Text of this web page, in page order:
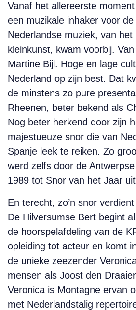
Vanaf het allereerste
een muzikale inhaker voor de
Nederlandse muziek, van het
kleinkunst, kwam voorbij.
Martine Bijl. Hoge en lage
Nederland op zijn best. Dat
de minstens zo pure
Rheenen, beter bekend als
Nog beter herkend door zijn
majestueuze snor die van
Spanje leek te reiken. Zo
werd zelfs door de
1989 tot Snor van het Jaar
En terecht, zo’n snor
De Hilversumse Bert begint
de hoorspelafdeling van de
opleiding tot acteur en komt
de unieke zeezender
mensen als Joost den
Veronica is Montagne ervan
met Nederlandstalig